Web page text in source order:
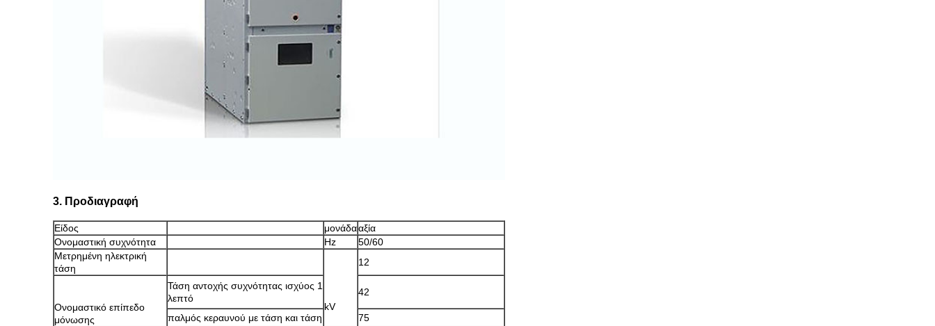
3. Προδιαγραφή
Είδος μονάδααξία
Ονομαστική συχνότητα
Hz
50/60
Μετρημένη ηλεκτρική
τάση
kV
12
Ονομαστικό επίπεδο
μόνωσης
Τάση αντοχής συχνότητας ισχύος 1
λεπτό
42
παλμός κεραυνού με τάση και τάση
75